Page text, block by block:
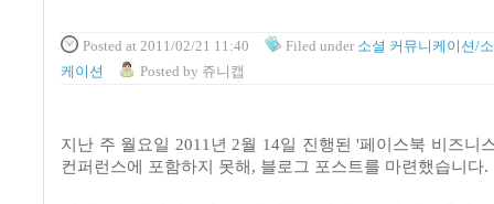
Posted at 2011/02/21 11:40 Filed under 소셜 커뮤니케이션/
케이션
Posted by 쥬니캡
지난 주 월요일 2011년 2월 14일 진행된 '페이스북 비즈니
컨퍼런스에 포함하지 못해, 블로그 포스트를 마련했습니다.